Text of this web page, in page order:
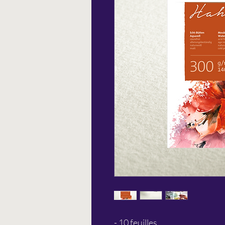
- 10 feuilles